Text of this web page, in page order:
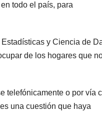
todo el país, para
y Ciencia de
de los hogares que
telefónicamente o por vía
una cuestión que haya